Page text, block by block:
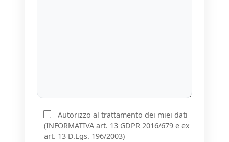
Autorizzo al trattamento dei miei dati
(INFORMATIVA art. 13 GDPR 2016/679 e ex
art. 13 D.Lgs. 196/2003)